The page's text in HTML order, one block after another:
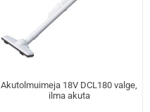
Akutolmuimeja 18V DCL180 valge,
ilma akuta